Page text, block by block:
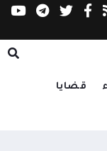
إلى مطارات اليمن دون
قضايا